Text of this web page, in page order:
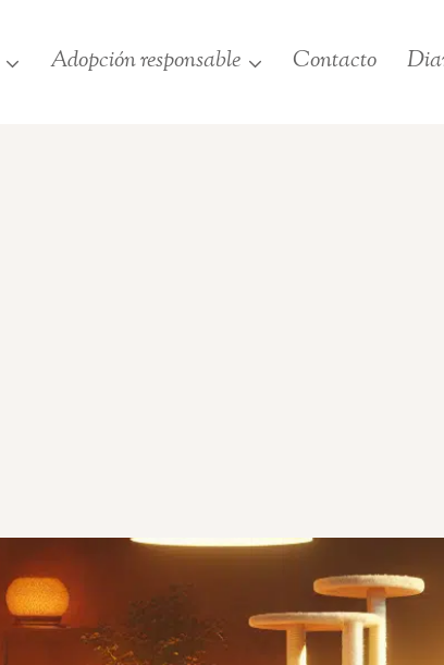
Adopción responsable Contacto